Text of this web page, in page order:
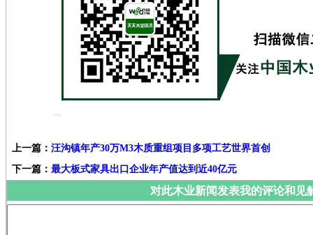
上一篇： 汪沟镇年产30万M3木质重组项目多项工艺世界首创
下一篇： 最大板式家具出口企业年产值达到近40亿元
对此木业新闻发表我的评论和见